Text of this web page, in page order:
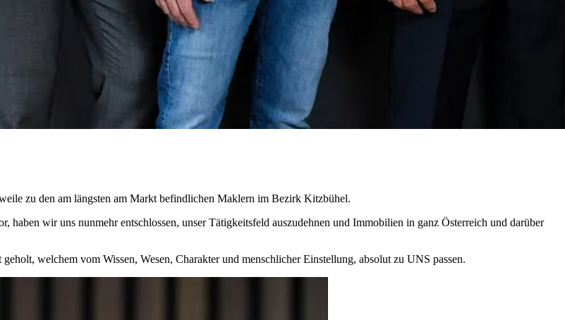
zu den am längsten am Markt befindlichen Maklern im Bezirk Kitzbühel.
wir uns nunmehr entschlossen, unser Tätigkeitsfeld auszudehnen und Immobilien in ganz Österreich und darüber
welchem vom Wissen, Wesen, Charakter und menschlicher Einstellung, absolut zu UNS passen.